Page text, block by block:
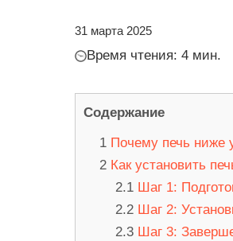
31 марта 2025
Время чтения: 4 мин.
Содержание
Почему печь ниже
Как установить
Шаг 1:
Шаг 2:
Шаг 3: